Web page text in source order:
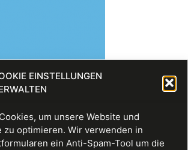
EINSTELLUNGEN
um unsere Website und
zu optimieren. Wir verwenden in
ein Anti-Spam-Tool um die